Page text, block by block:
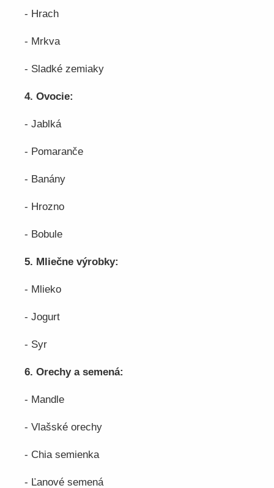
- Hrach
- Mrkva
- Sladké zemiaky
4. Ovocie:
- Jablká
- Pomaranče
- Banány
- Hrozno
- Bobule
5. Mliečne výrobky:
- Mlieko
- Jogurt
- Syr
6. Orechy a semená:
- Mandle
- Vlašské orechy
- Chia semienka
- Ľanové semená